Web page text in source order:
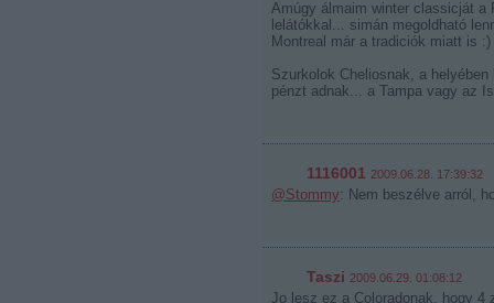
Amúgy álmaim winter classicját a
lelátókkal... simán megoldható
Montreal már a tradiciók miatt is :)
Szurkolok Cheliosnak, a
pénzt adnak... a Tampa vagy az
1116001 2009.06.28. 17:39:32
@Stommy: Nem beszélve arról,
Taszi 2009.06.29. 01:08:12
Jo lesz ez a Coloradonak, hogy 4